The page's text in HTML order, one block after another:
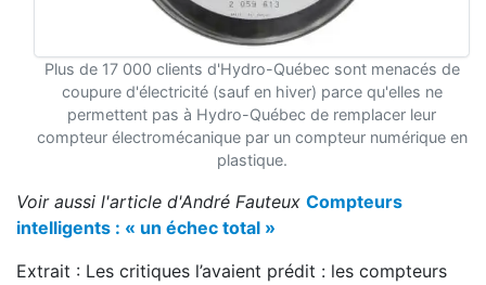
Plus de 17 000 clients d'Hydro-Québec sont menacés de
coupure d'électricité (sauf en hiver) parce qu'elles ne
permettent pas à Hydro-Québec de remplacer leur
compteur électromécanique par un compteur numérique en
plastique.
Voir aussi l'article d'André Fauteux Compteurs
intelligents : « un échec total »
Extrait : Les critiques l’avaient prédit : les compteurs